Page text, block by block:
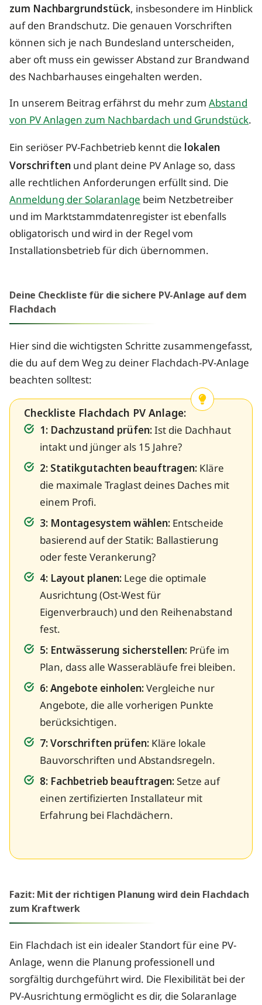
zum Nachbargrundstück, insbesondere im Hinblick
auf den Brandschutz. Die genauen Vorschriften
können sich je nach Bundesland unterscheiden,
aber oft muss ein gewisser Abstand zur Brandwand
des Nachbarhauses eingehalten werden.
In unserem Beitrag erfährst du mehr zumAbstand
von PV Anlagen zum Nachbardach und Grundstück.
Ein seriöser PV-Fachbetrieb kennt die lokalen
Vorschriften und plant deine PV Anlage so, dass
alle rechtlichen Anforderungen erfüllt sind. Die
Anmeldung der Solaranlagebeim Netzbetreiber
und im Marktstammdatenregister ist ebenfalls
obligatorisch und wird in der Regel vom
Installationsbetrieb für dich übernommen.
Deine Checkliste für die sichere PV-Anlage auf dem
Flachdach
Hier sind die wichtigsten Schritte zusammengefasst,
die du auf dem Weg zu deiner Flachdach-PV-Anlage
beachten solltest:
Checkliste Flachdach PV Anlage:
1: Dachzustand prüfen:Ist die Dachhaut
intakt und jünger als 15 Jahre?
2: Statikgutachten beauftragen: Kläre
die maximale Traglast deines Daches mit
einem Profi.
3: Montagesystem wählen: Entscheide
basierend auf der Statik: Ballastierung
oder feste Verankerung?
4: Layout planen: Lege die optimale
Ausrichtung (Ost-West für
Eigenverbrauch) und den Reihenabstand
fest.
5: Entwässerung sicherstellen: Prüfe im
Plan, dass alle Wasserabläufe frei bleiben.
6: Angebote einholen:Vergleiche nur
Angebote, die alle vorherigen Punkte
berücksichtigen.
7: Vorschriften prüfen: Kläre lokale
Bauvorschriften und Abstandsregeln.
8: Fachbetrieb beauftragen:Setze auf
einen zertifizierten Installateur mit
Erfahrung bei Flachdächern.
Fazit: Mit der richtigen Planung wird dein Flachdach
zum Kraftwerk
Ein Flachdach ist ein idealer Standort für eine PV-
Anlage, wenn die Planung professionell und
sorgfältig durchgeführt wird. Die Flexibilität bei der
PV-Ausrichtung ermöglicht es dir, die Solaranlage